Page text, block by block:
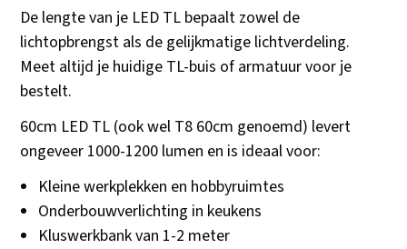
De lengte van je LED TL bepaalt zowel de
lichtopbrengst als de gelijkmatige lichtverdeling.
Meet altijd je huidige TL-buis of armatuur voor je
bestelt.
60cm LED TL (ook wel T8 60cm genoemd) levert
ongeveer 1000-1200 lumen en is ideaal voor:
Kleine werkplekken en hobbyruimtes
Onderbouwverlichting in keukens
Kluswerkbank van 1-2 meter